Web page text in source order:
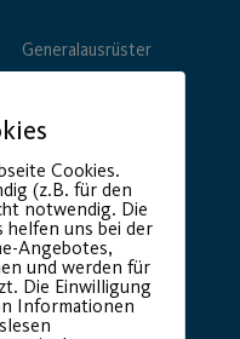
Generalausrüster
Cookies.
(z.B. für den
notwendig. Die
uns bei der
Angebotes,
und werden für
Die Einwilligung
Informationen